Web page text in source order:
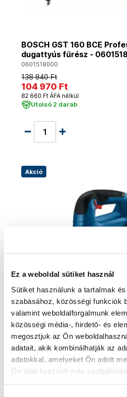
Ez a weboldal sütiket használ
Sütiket használunk a tartalmak
szabásához, közösségi funkciók
valamint weboldalforgalmunk
közösségi média-, hirdető- és
megosztjuk az Ön
adatait, akik kombinálhatják az
adatokkal, amelyeket Ön adott
Ön által használt más
BOSCH GST 160 BCE
dugattyús fűrész -
0601518000
138 840 Ft
104 970 Ft
82 660 Ft ÁFA nélkül
Utolsó 2 darab
Akció
BOSCH GST 185-LI
06015B3021 - Akkus
akkumulátor és töltő nélkül
06015B3021
88 900 Ft
57 170 Ft